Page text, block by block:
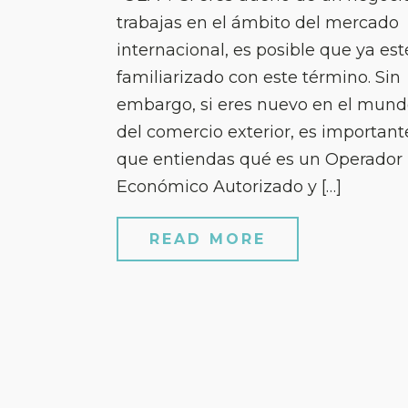
trabajas en el ámbito del mercado
internacional, es posible que ya
familiarizado con este término. Sin
embargo, si eres nuevo en el
del comercio exterior, es
que entiendas qué es un Operador
Económico Autorizado y […]
READ MORE